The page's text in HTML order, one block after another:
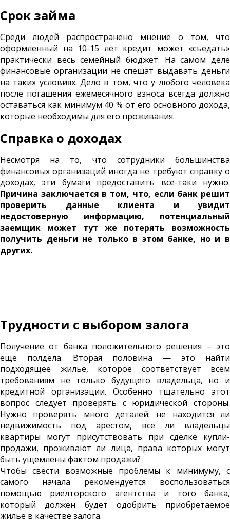
Срок займа
Среди людей распространено мнение о том, что
оформленный на 10-15 лет кредит может «съедать»
практически весь семейный бюджет. На самом деле
финансовые организации не спешат выдавать деньги
на таких условиях. Дело в том, что у любого человека
после погашения ежемесячного взноса всегда должно
оставаться как минимум 40 % от его основного дохода,
которые необходимы для его проживания.
Справка о доходах
Несмотря на то, что сотрудники большинства
финансовых организаций иногда не требуют справку о
доходах, эти бумаги предоставить все-таки нужно.
Причина заключается в том, что, если банк решит
проверить данные клиента и увидит
недостоверную информацию, потенциальный
заемщик может тут же потерять возможность
получить деньги не только в этом банке, но и в
других.
Трудности с выбором залога
Получение от банка положительного решения – это
еще полдела. Вторая половина — это найти
подходящее жилье, которое соответствует всем
требованиям не только будущего владельца, но и
кредитной организации. Особенно тщательно этот
вопрос следует проверять с юридической стороны.
Нужно проверять много деталей: не находится ли
недвижимость под арестом, все ли владельцы
квартиры могут присутствовать при сделке купли-
продажи, проживают ли лица, права которых могут
быть ущемлены фактом продажи?
Чтобы свести возможные проблемы к минимуму, с
самого начала рекомендуется воспользоваться
помощью риелторского агентства и того банка,
который должен будет одобрить приобретаемое
жилье в качестве залога.